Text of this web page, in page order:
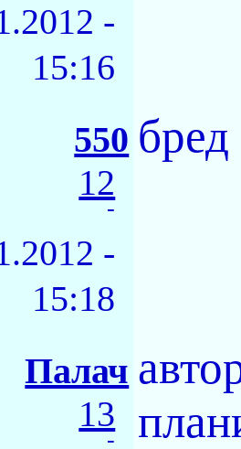
-
15:16
550
12
-
-
15:18
бред
Палач
13
-